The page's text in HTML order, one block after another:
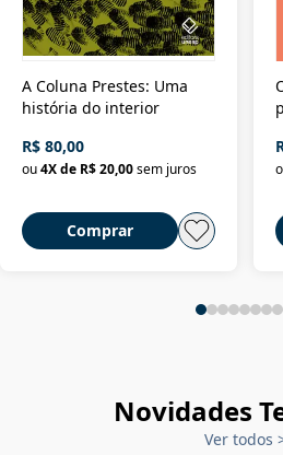
A Coluna Prestes: Uma
história do interior
R$ 80,00
ou4X de R$ 20,00sem juros
Comprar
Novidades
Ver todos